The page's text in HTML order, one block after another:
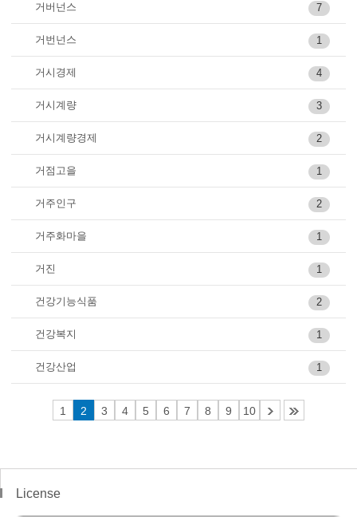
7
거버넌스
1
거번넌스
4
거시경제
3
거시계량
2
거시계량경제
1
거점고을
2
거주인구
1
거주화마을
1
거진
2
건강기능식품
1
건강복지
1
건강산업
1 2 3 4 5 6 7 8 9 10
License